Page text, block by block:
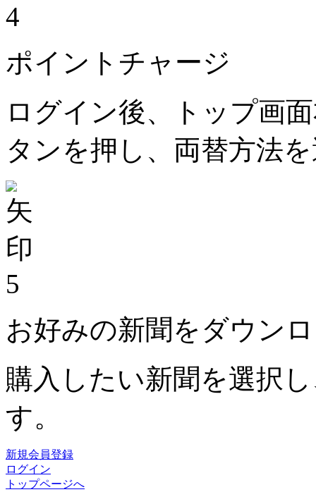
4
ポイントチャージ
ログイン後、トップ画
タンを押し、両替方法
5
お好みの新聞をダウン
購入したい新聞を選択
す。
新規会員登録
ログイン
トップページへ